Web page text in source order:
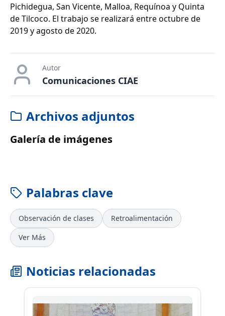
Pichidegua, San Vicente, Malloa, Requínoa y Quinta
de Tilcoco. El trabajo se realizará entre octubre de
2019 y agosto de 2020.
Autor
Comunicaciones CIAE
Archivos adjuntos
Galería de imágenes
Palabras clave
Observación de clases
Retroalimentación
Ver Más
Noticias relacionadas